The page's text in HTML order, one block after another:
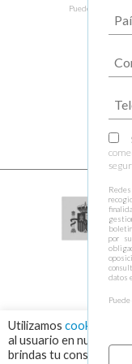
Puede darse de
Utilizamos cookies
al usuario en nuestra
brindas tu
por
datos
Puede